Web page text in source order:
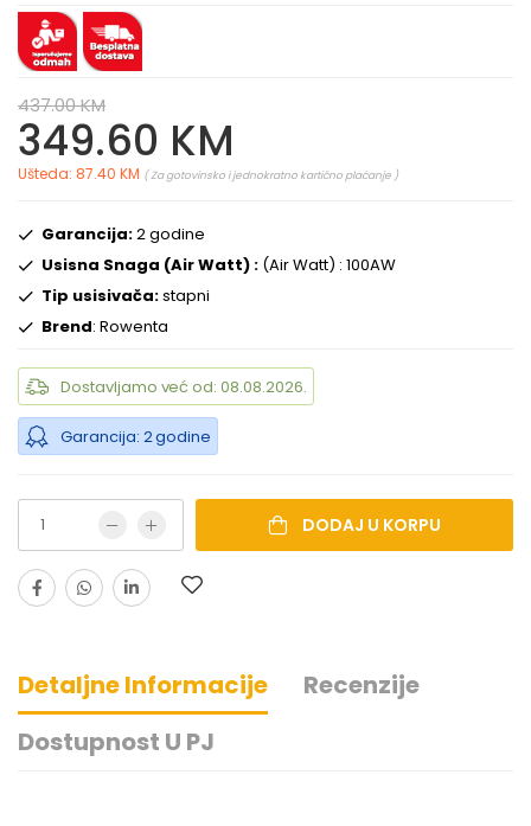
437.00 KM
349.60 KM
Ušteda: 87.40 KM ( Za gotovinsko i jednokratno kartično plaćanje )
Garancija:2 godine
Usisna Snaga (Air Watt) : (Air Watt) : 100AW
Tip usisivača:stapni
Brend: Rowenta
Dostavljamo već od: 08.08.2026.
Garancija: 2 godine
DODAJ U KORPU
Detaljne Informacije
Recenzije
Dostupnost U PJ